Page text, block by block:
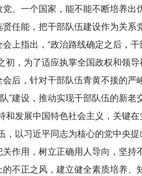
一个国家，能不能不断培养出
任能，把干部队伍建设作为关
上指出，“政治路线确定之后，
初，为了适应执掌全国政权和领
后，针对干部队伍青黄不接的
”建设，推动实现干部队伍的新
和发展中国特色社会主义，关键
，以习近平同志为核心的党中央
作用，树立正确用人导向，坚
的不正之风，建立健全素质培养